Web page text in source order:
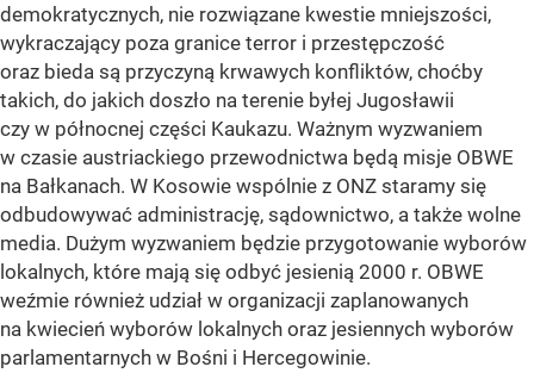
demokratycznych, nie rozwiązane kwestie mniejszości,
wykraczający poza granice terror i przestępczość
oraz bieda są przyczyną krwawych konfliktów, choćby
takich, do jakich doszło na terenie byłej Jugosławii
czy w północnej części Kaukazu. Ważnym wyzwaniem
w czasie austriackiego przewodnictwa będą misje OBWE
na Bałkanach. W Kosowie wspólnie z ONZ staramy się
odbudowywać administrację, sądownictwo, a także wolne
media. Dużym wyzwaniem będzie przygotowanie wyborów
lokalnych, które mają się odbyć jesienią 2000 r. OBWE
weźmie również udział w organizacji zaplanowanych
na kwiecień wyborów lokalnych oraz jesiennych wyborów
parlamentarnych w Bośni i Hercegowinie.